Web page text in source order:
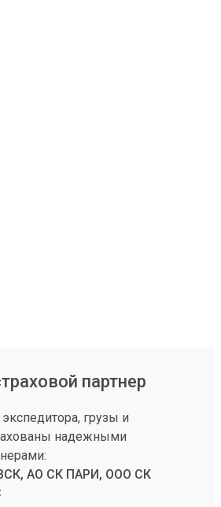
партнер
грузы и
надежными
АО СК ПАРИ, ООО СК